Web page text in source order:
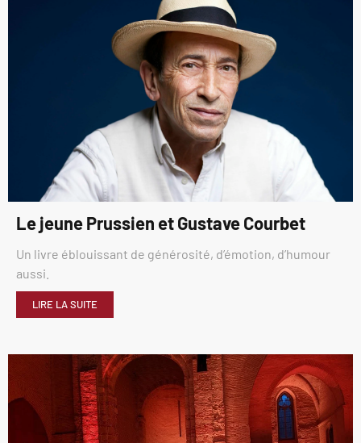
Le jeune Prussien et Gustave Courbet
Un livre éblouissant de générosité, d’émotion, d’humour
aussi.
LIRE LA SUITE